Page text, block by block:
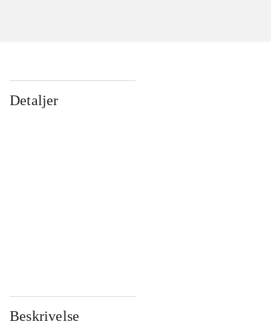
Detaljer
Beskrivelse